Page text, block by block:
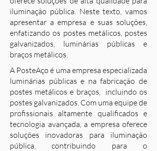
iluminação pública. Neste texto, vamos
apresentar a empresa e suas soluções,
enfatizando os postes metálicos, postes
galvanizados, luminárias públicas e
braços metálicos.
A PosteAço é uma empresa especializada
luminárias públicas e na fabricação de
postes metálicos e braços, incluindo os
postes galvanizados. Com uma equipe de
profissionais altamente qualificados e
tecnologia avançada, a empresa oferece
soluções inovadoras para iluminação
pública, contribuindo para o